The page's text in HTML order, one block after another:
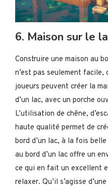
6. Maison sur le
Construire une maison au
n’est pas seulement facile,
joueurs peuvent créer la
d’un lac, avec un porche
L’utilisation de chêne,
haute qualité permet de
bord d’un lac, à la fois
au bord d’un lac offre un
ce qui en fait un excellent
relaxer. Qu’il s’agisse